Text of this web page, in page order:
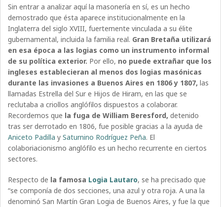
Sin entrar a analizar aquí la masonería en sí, es un hecho
demostrado que ésta aparece institucionalmente en la
Inglaterra del siglo XVIII, fuertemente vinculada a su élite
gubernamental, incluida la familia real. Gran Bretaña utilizará
en esa época a las logias como un instrumento informal
de su política exterior. Por ello, no puede extrañar que los
ingleses establecieran al menos dos logias masónicas
durante las invasiones a Buenos Aires en 1806 y 1807, las
llamadas Estrella del Sur e Hijos de Hiram, en las que se
reclutaba a criollos anglófilos dispuestos a colaborar.
Recordemos que la fuga de William Beresford,detenido
tras ser derrotado en 1806, fue posible gracias a la ayuda de
Aniceto PadillaySaturnino Rodríguez Peña. El
colaboriacionismo anglófilo es un hecho recurrente en ciertos
sectores.
Respecto de la famosa Logia Lautaro, se ha precisado que
“se componía de dos secciones, una azul y otra roja. A una la
denominó San Martín Gran Logia de Buenos Aires, y fue la que